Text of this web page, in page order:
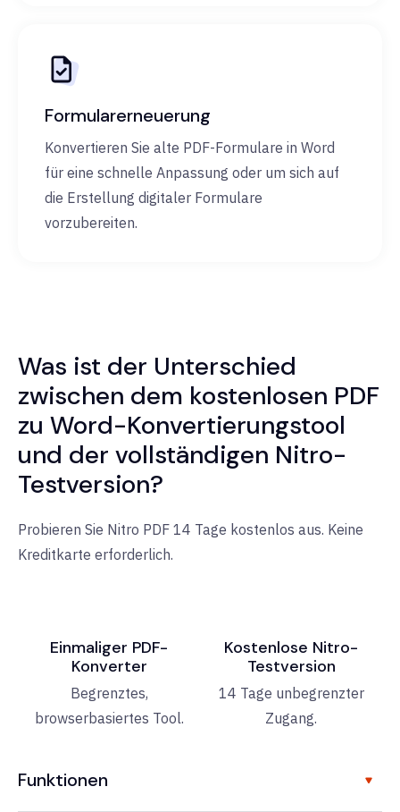
Formularerneuerung
Konvertieren Sie alte PDF-Formulare in Word
für eine schnelle Anpassung oder um sich auf
die Erstellung digitaler Formulare
vorzubereiten.
Was ist der Unterschied
zwischen dem kostenlosen PDF
zu Word-Konvertierungstool
und der vollständigen Nitro-
Testversion?
Probieren Sie Nitro PDF 14 Tage kostenlos aus. Keine
Kreditkarte erforderlich.
Einmaliger PDF-
Konverter
Begrenztes,
browserbasiertes Tool.
Kostenlose Nitro-
Testversion
14 Tage unbegrenzter
Zugang.
Funktionen